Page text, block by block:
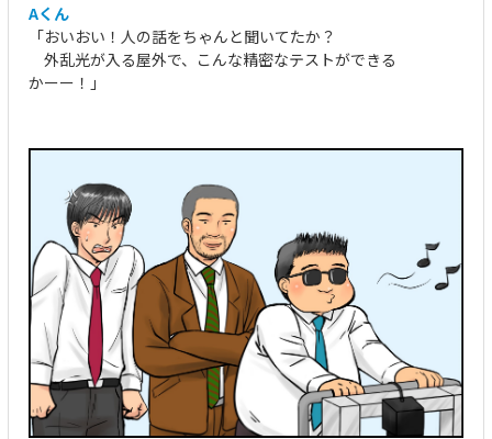
Aくん
「おいおい！人の話をちゃんと聞いてたか？
外乱光が入る屋外で、こんな精密なテストができる
かーー！」